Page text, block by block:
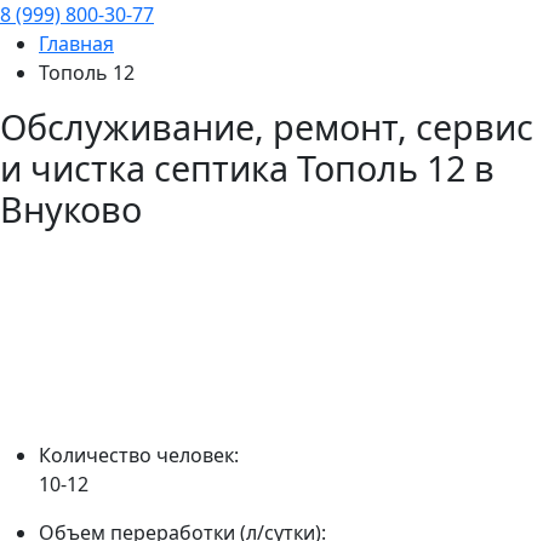
8 (999) 800-30-77
Главная
Тополь 12
Обслуживание, ремонт, сервис
и чистка септика Тополь 12 в
Внуково
Количество человек:
10-12
Объем переработки (л/сутки):